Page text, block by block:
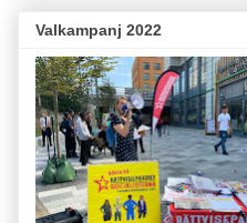
Valkampanj 2022